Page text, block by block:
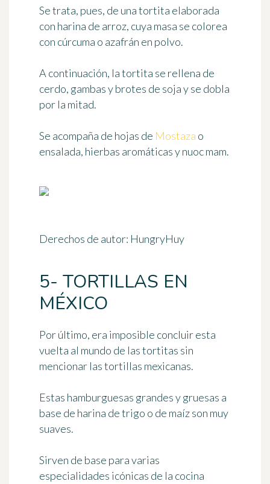
Se trata, pues, de una tortita elaborada
con harina de arroz, cuya masa se colorea
con cúrcuma o azafrán en polvo.
A continuación, la tortita se rellena de
cerdo, gambas y brotes de sojay se dobla
por la mitad.
Se acompaña de hojas de Mostaza o
ensalada, hierbas aromáticas y nuoc mam.
Derechos de autor: HungryHuy
5- TORTILLAS EN
MÉXICO
Por último, era imposible concluir esta
vuelta al mundo de las tortitas sin
mencionar lastortillas mexicanas.
Estas hamburguesas grandes y gruesas a
base de harina de trigo o de maízson muy
suaves.
Sirven de base para varias
especialidades icónicas de la cocina